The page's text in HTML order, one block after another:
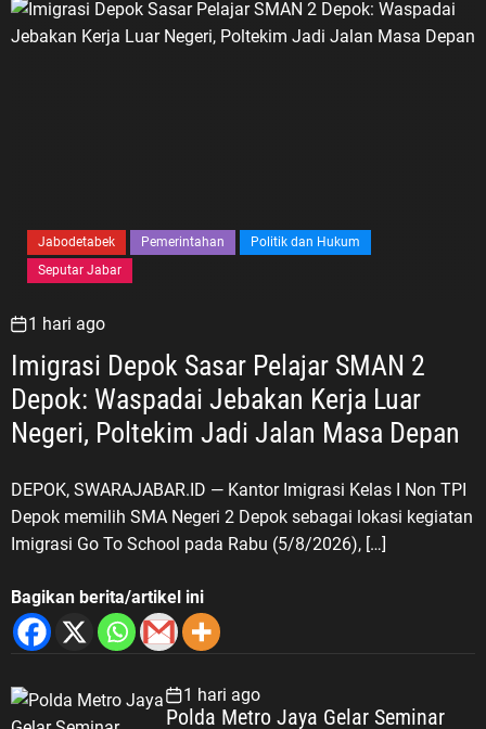
Jabodetabek Pemerintahan
Politik dan Hukum
Seputar Jabar
1 hari ago
Imigrasi Depok Sasar Pelajar SMAN 2
Depok: Waspadai Jebakan Kerja Luar
DEPOK, SWARAJABAR.ID — Kantor Imigrasi Kelas I Non TPI
Depok memilih SMA Negeri 2 Depok sebagai lokasi kegiatan
Imigrasi Go To School pada Rabu (5/8/2026), […]
Bagikan berita/artikel ini
1 hari ago
Polda Metro Jaya Gelar Seminar